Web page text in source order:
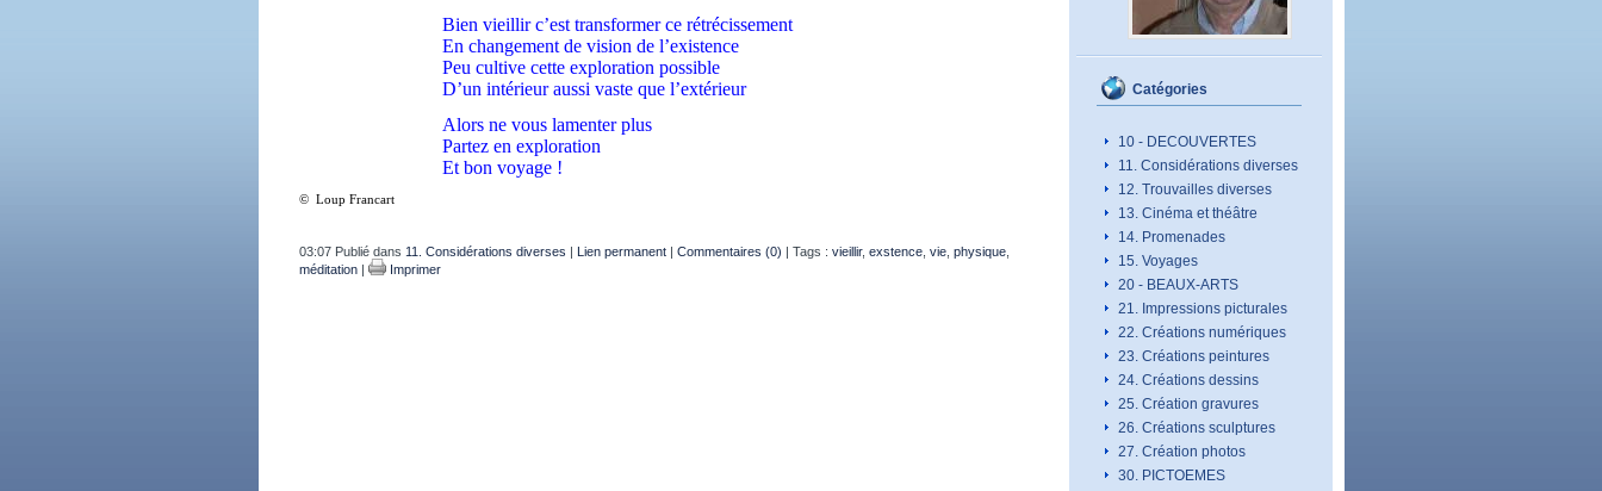
Catégories
10 - DECOUVERTES
11. Considérations diverses
12. Trouvailles diverses
13. Cinéma et théâtre
14. Promenades
15. Voyages
20 - BEAUX-ARTS
21. Impressions picturales
22. Créations numériques
23. Créations peintures
24. Créations dessins
25. Création gravures
26. Créations sculptures
27. Création photos
30. PICTOEMES
Bien vieillir c’est transformer ce rétrécissement
En changement de vision de l’existence
Peu cultive cette exploration possible
D’un intérieur aussi vaste que l’extérieur
Alors ne vous lamenter plus
Partez en exploration
Et bon voyage !
© Loup Francart
03:07 Publié dans 11. Considérations diverses | Lien permanent| Commentaires (0) | Tags : vieillir, exstence, vie, physique,
méditation| Imprimer